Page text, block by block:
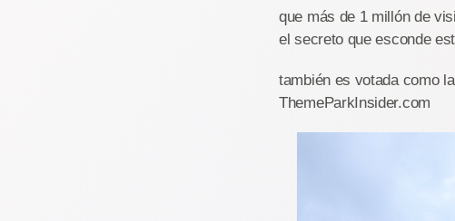
que más de 1 millón de
el secreto que esconde
también es votada como
ThemeParkInsider.com